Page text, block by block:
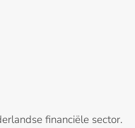
financiële sector.